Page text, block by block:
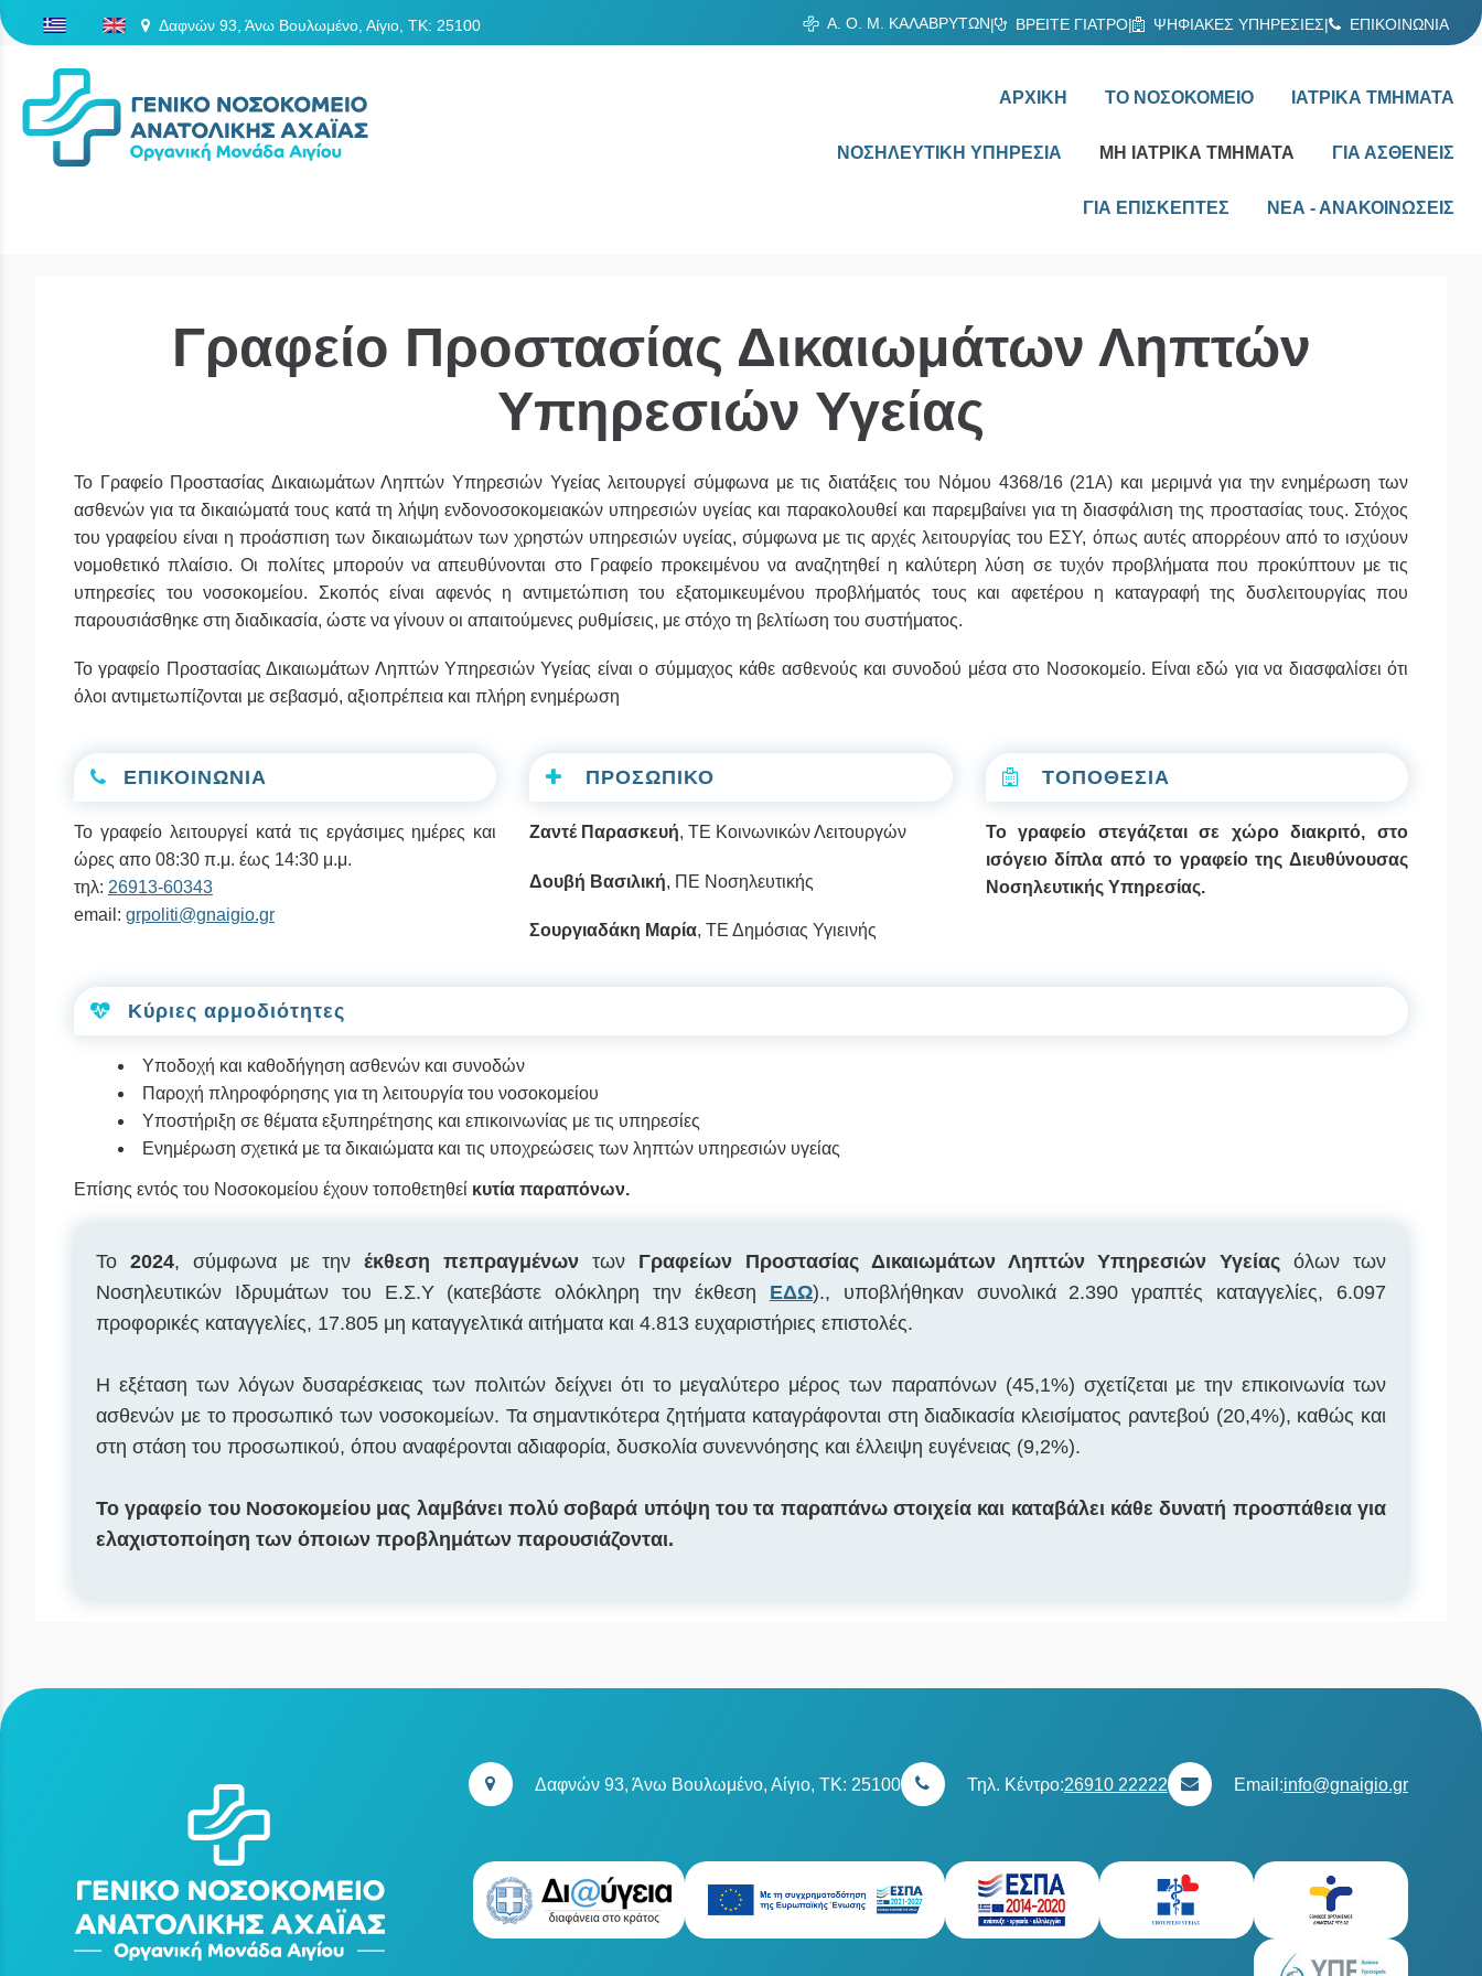
Δαφνών 93, Άνω Βουλωμένο, Αίγιο, TK: 25100 Α. Ο. Μ. ΚΑΛΑΒΡΥΤΩΝ| ΒΡΕΙΤΕ ΓΙΑΤΡΟ| ΨΗΦΙΑΚΕΣ ΥΠΗΡΕΣΙΕΣ| ΕΠΙΚΟΙΝΩΝΙΑ
ΑΡΧΙΚΗ
ΤΟ ΝΟΣΟΚΟΜΕΙΟ ΙΑΤΡΙΚΑ ΤΜΗΜΑΤΑ
ΝΟΣΗΛΕΥΤΙΚΗ ΥΠΗΡΕΣΙΑ ΜΗ ΙΑΤΡΙΚΑ ΤΜΗΜΑΤΑ ΓΙΑ ΑΣΘΕΝΕΙΣ
ΓΙΑ ΕΠΙΣΚΕΠΤΕΣ ΝΕΑ - ΑΝΑΚΟΙΝΩΣΕΙΣ
Γραφείο Προστασίας Δικαιωμάτων Ληπτών
Υπηρεσιών Υγείας
Το Γραφείο Προστασίας Δικαιωμάτων Ληπτών Υπηρεσιών Υγείας λειτουργεί σύμφωνα με τις διατάξεις του Νόμου 4368/16 (21Α) και μεριμνά για την ενημέρωση των
ασθενών για τα δικαιώματά τους κατά τη λήψη ενδονοσοκομειακών υπηρεσιών υγείας και παρακολουθεί και παρεμβαίνει για τη διασφάλιση της προστασίας τους. Στόχος
του γραφείου είναι η προάσπιση των δικαιωμάτων των χρηστών υπηρεσιών υγείας, σύμφωνα με τις αρχές λειτουργίας του ΕΣΥ, όπως αυτές απορρέουν από το ισχύουν
νομοθετικό πλαίσιο. Οι πολίτες μπορούν να απευθύνονται στο Γραφείο προκειμένου να αναζητηθεί η καλύτερη λύση σε τυχόν προβλήματα που προκύπτουν με τις
υπηρεσίες του νοσοκομείου. Σκοπός είναι αφενός η αντιμετώπιση του εξατομικευμένου προβλήματός τους και αφετέρου η καταγραφή της δυσλειτουργίας που
παρουσιάσθηκε στη διαδικασία, ώστε να γίνουν οι απαιτούμενες ρυθμίσεις, με στόχο τη βελτίωση του συστήματος.
To γραφείο Προστασίας Δικαιωμάτων Ληπτών Υπηρεσιών Υγείας είναι ο σύμμαχος κάθε ασθενούς και συνοδού μέσα στο Νοσοκομείο. Είναι εδώ για να διασφαλίσει ότι
όλοι αντιμετωπίζονται με σεβασμό, αξιοπρέπεια και πλήρη ενημέρωση
ΕΠΙΚΟΙΝΩΝΙΑ
Το γραφείο λειτουργεί κατά τις εργάσιμες ημέρες και
ώρες απο 08:30 π.μ. έως 14:30 μ.μ.
τηλ: 26913-60343
email: grpoliti@gnaigio.gr
ΠΡΟΣΩΠΙΚΟ
Ζαντέ Παρασκευή, ΤΕ Κοινωνικών Λειτουργών
Δουβή Βασιλική, ΠΕ Νοσηλευτικής
Σουργιαδάκη Μαρία, ΤΕ Δημόσιας Υγιεινής
ΤΟΠΟΘΕΣΙΑ
Το γραφείο στεγάζεται σε χώρο διακριτό, στο
ισόγειο δίπλα από το γραφείο της Διευθύνουσας
Νοσηλευτικής Υπηρεσίας.
Κύριες αρμοδιότητες
Υποδοχή και καθοδήγηση ασθενών και συνοδών
Παροχή πληροφόρησης για τη λειτουργία του νοσοκομείου
Υποστήριξη σε θέματα εξυπηρέτησης και επικοινωνίας με τις υπηρεσίες
Ενημέρωση σχετικά με τα δικαιώματα και τις υποχρεώσεις των ληπτών υπηρεσιών υγείας
Επίσης εντός του Νοσοκομείου έχουν τοποθετηθεί κυτία παραπόνων.
Το 2024, σύμφωνα με τηνέκθεση πεπραγμένων των Γραφείων Προστασίας Δικαιωμάτων Ληπτών Υπηρεσιών Υγείας όλων των
Νοσηλευτικών Ιδρυμάτων του Ε.Σ.Υ (κατεβάστε ολόκληρη την έκθεση ΕΔΩ)., υποβλήθηκαν συνολικά 2.390 γραπτές καταγγελίες, 6.097
προφορικές καταγγελίες, 17.805 μη καταγγελτικά αιτήματα και 4.813 ευχαριστήριες επιστολές.
Η εξέταση των λόγων δυσαρέσκειας των πολιτών δείχνει ότι το μεγαλύτερο μέρος των παραπόνων (45,1%) σχετίζεται με την επικοινωνία των
ασθενών με το προσωπικό των νοσοκομείων. Τα σημαντικότερα ζητήματα καταγράφονται στη διαδικασία κλεισίματος ραντεβού (20,4%), καθώς και
στη στάση του προσωπικού, όπου αναφέρονται αδιαφορία, δυσκολία συνεννόησης και έλλειψη ευγένειας (9,2%).
Το γραφείο του Νοσοκομείου μας λαμβάνει πολύ σοβαρά υπόψη του τα παραπάνω στοιχεία και καταβάλει κάθε δυνατή προσπάθεια για
ελαχιστοποίηση των όποιων προβλημάτων παρουσιάζονται.
Δαφνών 93, Άνω Βουλωμένο, Αίγιο, TK: 25100 Τηλ. Κέντρο:26910 22222 Email:info@gnaigio.gr